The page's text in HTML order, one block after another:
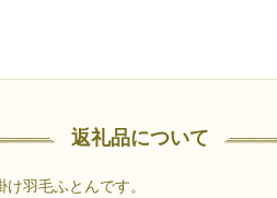
返礼品について
羽毛ふとんです。